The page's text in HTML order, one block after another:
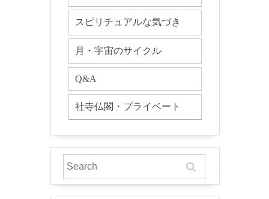
スピリチュアルな気づき
月・宇宙のサイクル
Q&A
社寺仏閣・プライベート